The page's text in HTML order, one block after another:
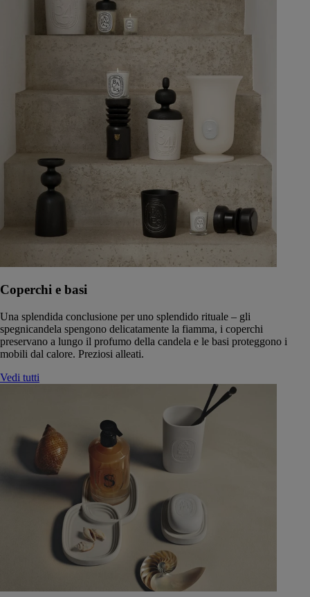
Coperchi e basi
Una splendida conclusione per uno splendido rituale – gli
spegnicandela spengono delicatamente la fiamma, i coperchi
preservano a lungo il profumo della candela e le basi proteggono i
mobili dal calore. Preziosi alleati.
Vedi tutti